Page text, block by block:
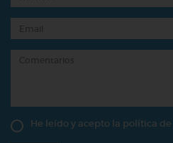
He leído y acepto la política